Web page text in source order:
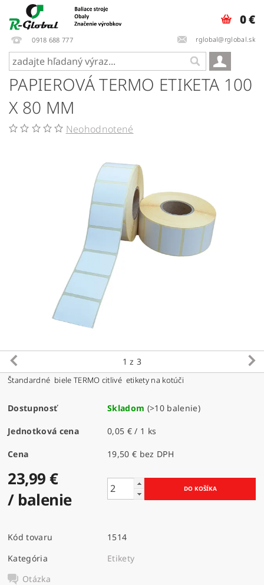
0918 688 777 rglobal@rglobal.sk
0 €
PAPIEROVÁ TERMO ETIKETA 100
X 80 MM
Neohodnotené
1 z 3
Štandardné biele TERMO citlivé etikety na kotúči
Dostupnosť Skladom (>10 balenie)
Jednotková cena 0,05 € / 1 ks
Cena 19,50 € bez DPH
23,99 €
/ balenie
Kód tovaru
1514
Kategória
Etikety
Otázka